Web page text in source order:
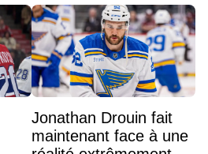
Jonathan Drouin fait
maintenant face à une